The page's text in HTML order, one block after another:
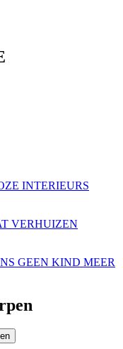
INTERIEURS
VERHUIZEN
GEEN KIND MEER